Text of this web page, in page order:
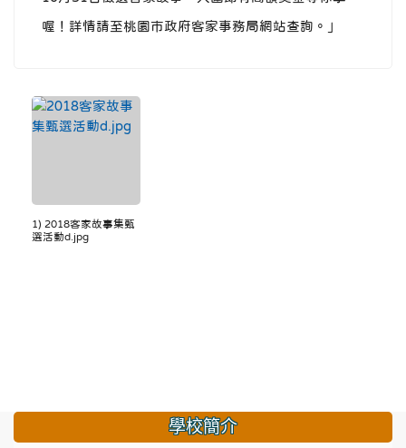
喔！詳情請至桃園市政府客家事務局網站查詢。」
1) 2018客家故事集甄
選活動d.jpg
學校簡介